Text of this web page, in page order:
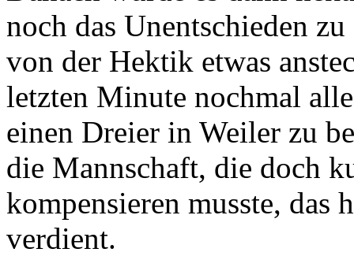
noch das Unentschieden
von der Hektik etwas
letzten Minute nochmal
einen Dreier in Weiler zu
die Mannschaft, die doch
kompensieren musste, das
verdient.